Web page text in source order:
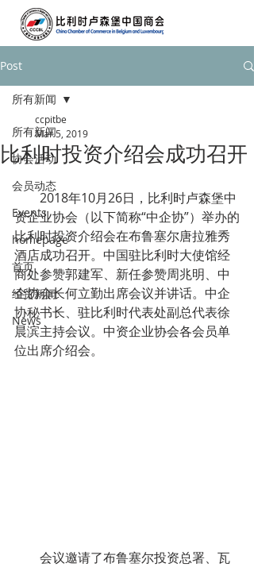
Post
所有新闻
协会活动
会员动态
Events
homepage
首页
经贸新闻
News
所有新闻
比利时投资介绍会成功召开
ccpitbe
Mar 5, 2019
资企业协会（以下简称“中企协”）举办的
比利时投资介绍会在布鲁塞尔唐拉雅秀
酒店成功召开。中国驻比利时大使馆经
商处参赞郭建军、新任参赞周兆明、中
企协会长何立勤出席会议并讲话。中企
协秘书长、驻比利时代表处副总代表徐
晨滨主持会议。中资企业协会各会员单
位出席介绍会。